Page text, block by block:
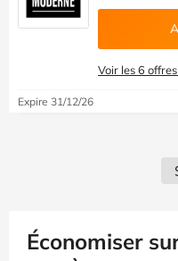
Voir les 6
Expire 31/12/26
Économiser